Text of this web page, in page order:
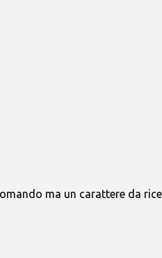
ma un carattere da